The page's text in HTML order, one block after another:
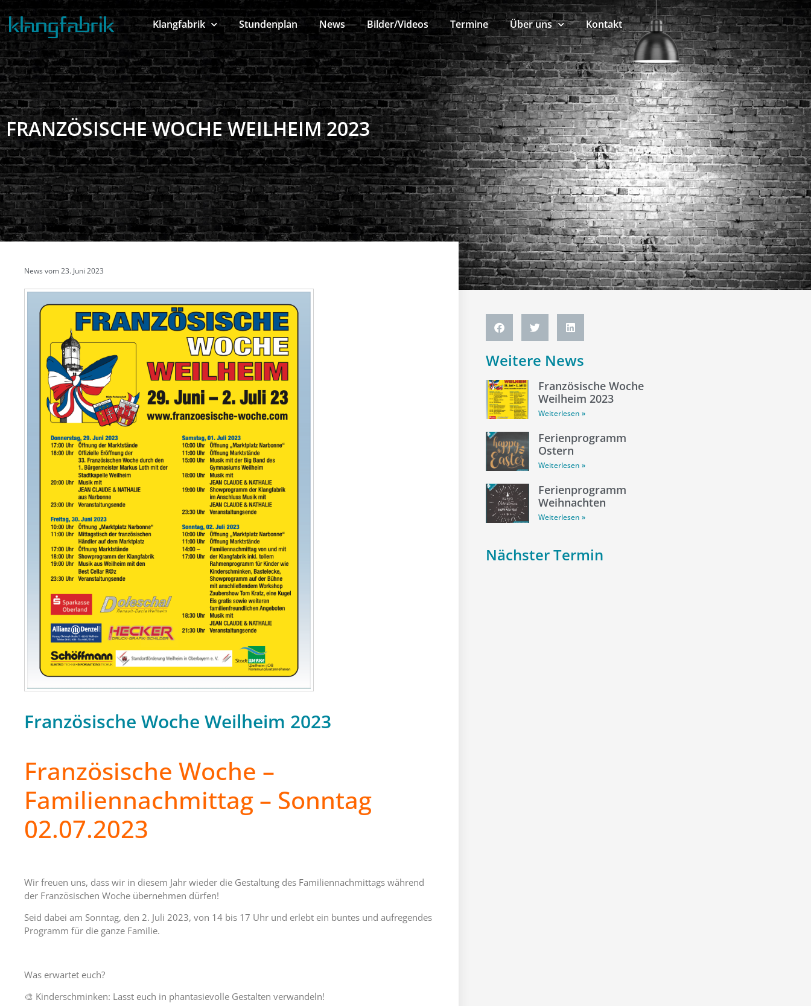
Klangfabrik Stundenplan News Bilder/Videos Termine Über uns Kontakt
FRANZÖSISCHE WOCHE WEILHEIM 2023
News vom23. Juni 2023
Französische Woche Weilheim 2023
Französische Woche –
Familiennachmittag – Sonntag
02.07.2023
Wir freuen uns, dass wir in diesem Jahr wieder die Gestaltung des Familiennachmittags während
der Französischen Woche übernehmen dürfen!
Seid dabei am Sonntag, den 2. Juli 2023, von 14 bis 17 Uhr und erlebt ein buntes und aufregendes
Programm für die ganze Familie.
Was erwartet euch?
🎨 Kinderschminken: Lasst euch in phantasievolle Gestalten verwandeln!
Weitere News
Französische Woche
Weilheim 2023
Weiterlesen »
Ferienprogramm
Ostern
Weiterlesen »
Ferienprogramm
Weihnachten
Weiterlesen »
Nächster Termin